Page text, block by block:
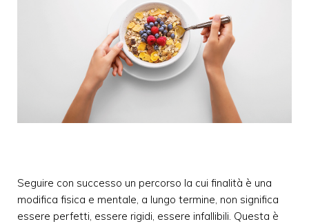
Seguire con successo un percorso la cui finalità è una
modifica fisica e mentale, a lungo termine, non significa
essere perfetti, essere rigidi, essere infallibili. Questa è